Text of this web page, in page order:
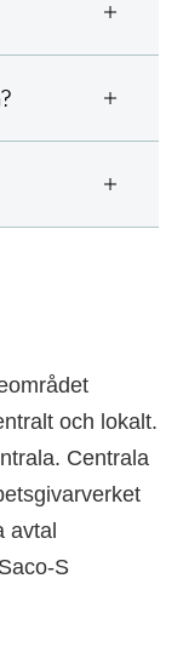
och lokalt.
Centrala
avtal
S